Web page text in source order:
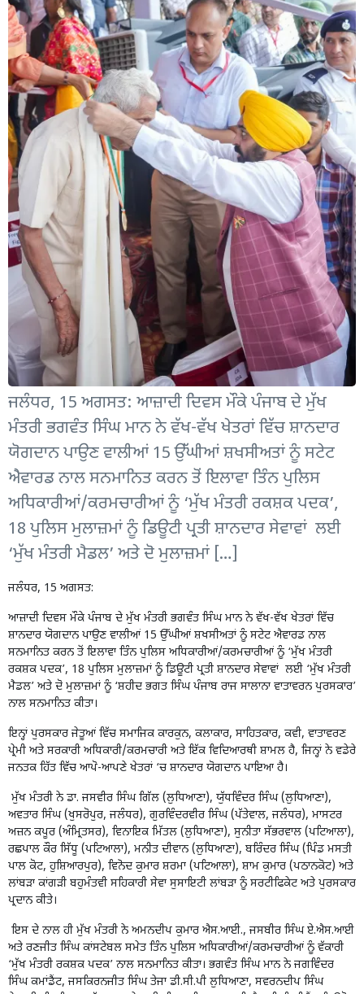
ਜਲੰਧਰ, 15 ਅਗਸਤ: ਆਜ਼ਾਦੀ ਦਿਵਸ ਮੌਕੇ ਪੰਜਾਬ ਦੇ ਮੁੱਖ
ਮੰਤਰੀ ਭਗਵੰਤ ਸਿੰਘ ਮਾਨ ਨੇ ਵੱਖ-ਵੱਖ ਖੇਤਰਾਂ ਵਿੱਚ ਸ਼ਾਨਦਾਰ
ਯੋਗਦਾਨ ਪਾਉਣ ਵਾਲੀਆਂ 15 ਉੱਘੀਆਂ ਸ਼ਖਸੀਅਤਾਂ ਨੂੰ ਸਟੇਟ
ਐਵਾਰਡ ਨਾਲ ਸਨਮਾਨਿਤ ਕਰਨ ਤੋਂ ਇਲਾਵਾ ਤਿੰਨ ਪੁਲਿਸ
ਅਧਿਕਾਰੀਆਂ/ਕਰਮਚਾਰੀਆਂ ਨੂੰ ‘ਮੁੱਖ ਮੰਤਰੀ ਰਕਸ਼ਕ ਪਦਕ’,
18 ਪੁਲਿਸ ਮੁਲਾਜ਼ਮਾਂ ਨੂੰ ਡਿਊਟੀ ਪ੍ਰਤੀ ਸ਼ਾਨਦਾਰ ਸੇਵਾਵਾਂ ਲਈ
‘ਮੁੱਖ ਮੰਤਰੀ ਮੈਡਲ’ ਅਤੇ ਦੋ ਮੁਲਾਜ਼ਮਾਂ […]
ਜਲੰਧਰ, 15 ਅਗਸਤ:
ਆਜ਼ਾਦੀ ਦਿਵਸ ਮੌਕੇ ਪੰਜਾਬ ਦੇ ਮੁੱਖ ਮੰਤਰੀ ਭਗਵੰਤ ਸਿੰਘ ਮਾਨ ਨੇ ਵੱਖ-ਵੱਖ ਖੇਤਰਾਂ ਵਿੱਚ
ਸ਼ਾਨਦਾਰ ਯੋਗਦਾਨ ਪਾਉਣ ਵਾਲੀਆਂ 15 ਉੱਘੀਆਂ ਸ਼ਖਸੀਅਤਾਂ ਨੂੰ ਸਟੇਟ ਐਵਾਰਡ ਨਾਲ
ਸਨਮਾਨਿਤ ਕਰਨ ਤੋਂ ਇਲਾਵਾ ਤਿੰਨ ਪੁਲਿਸ ਅਧਿਕਾਰੀਆਂ/ਕਰਮਚਾਰੀਆਂ ਨੂੰ ‘ਮੁੱਖ ਮੰਤਰੀ
ਰਕਸ਼ਕ ਪਦਕ’, 18 ਪੁਲਿਸ ਮੁਲਾਜ਼ਮਾਂ ਨੂੰ ਡਿਊਟੀ ਪ੍ਰਤੀ ਸ਼ਾਨਦਾਰ ਸੇਵਾਵਾਂ ਲਈ ‘ਮੁੱਖ ਮੰਤਰੀ
ਮੈਡਲ’ ਅਤੇ ਦੋ ਮੁਲਾਜ਼ਮਾਂ ਨੂੰ ‘ਸ਼ਹੀਦ ਭਗਤ ਸਿੰਘ ਪੰਜਾਬ ਰਾਜ ਸਾਲਾਨਾ ਵਾਤਾਵਰਨ ਪੁਰਸਕਾਰ’
ਨਾਲ ਸਨਮਾਨਿਤ ਕੀਤਾ।
ਇਨ੍ਹਾਂ ਪੁਰਸਕਾਰ ਜੇਤੂਆਂ ਵਿੱਚ ਸਮਾਜਿਕ ਕਾਰਕੁਨ, ਕਲਾਕਾਰ, ਸਾਹਿਤਕਾਰ, ਕਵੀ, ਵਾਤਾਵਰਣ
ਪ੍ਰੇਮੀ ਅਤੇ ਸਰਕਾਰੀ ਅਧਿਕਾਰੀ/ਕਰਮਚਾਰੀ ਅਤੇ ਇੱਕ ਵਿਦਿਆਰਥੀ ਸ਼ਾਮਲ ਹੈ, ਜਿਨ੍ਹਾਂ ਨੇ ਵਡੇਰੇ
ਜਨਤਕ ਹਿੱਤ ਵਿੱਚ ਆਪੋ-ਆਪਣੇ ਖੇਤਰਾਂ ‘ਚ ਸ਼ਾਨਦਾਰ ਯੋਗਦਾਨ ਪਾਇਆ ਹੈ।
ਮੁੱਖ ਮੰਤਰੀ ਨੇ ਡਾ. ਜਸਵੀਰ ਸਿੰਘ ਗਿੱਲ (ਲੁਧਿਆਣਾ), ਯੁੱਧਵਿੰਦਰ ਸਿੰਘ (ਲੁਧਿਆਣਾ),
ਅਵਤਾਰ ਸਿੰਘ (ਖੁਸਰੋਪੁਰ, ਜਲੰਧਰ), ਗੁਰਵਿੰਦਰਵੀਰ ਸਿੰਘ (ਪੱਤੇਵਾਲ, ਜਲੰਧਰ), ਮਾਸਟਰ
ਅਜ਼ਨ ਕਪੂਰ (ਅੰਮ੍ਰਿਤਸਰ), ਵਿਨਾਇਕ ਮਿੱਤਲ (ਲੁਧਿਆਣਾ), ਸੁਨੀਤਾ ਸੱਭਰਵਾਲ (ਪਟਿਆਲਾ),
ਰਛਪਾਲ ਕੌਰ ਸਿੱਧੂ (ਪਟਿਆਲਾ), ਮਨੀਤ ਦੀਵਾਨ (ਲੁਧਿਆਣਾ), ਬਰਿੰਦਰ ਸਿੰਘ (ਪਿੰਡ ਮਸਤੀ
ਪਾਲ ਕੋਟ, ਹੁਸ਼ਿਆਰਪੁਰ), ਵਿਨੋਦ ਕੁਮਾਰ ਸ਼ਰਮਾ (ਪਟਿਆਲਾ), ਸ਼ਾਮ ਕੁਮਾਰ (ਪਠਾਨਕੋਟ) ਅਤੇ
ਲਾਂਬੜਾ ਕਾਂਗੜੀ ਬਹੁਮੰਤਵੀ ਸਹਿਕਾਰੀ ਸੇਵਾ ਸੁਸਾਇਟੀ ਲਾਂਬੜਾ ਨੂੰ ਸਰਟੀਫਿਕੇਟ ਅਤੇ ਪੁਰਸਕਾਰ
ਪ੍ਰਦਾਨ ਕੀਤੇ।
ਇਸ ਦੇ ਨਾਲ ਹੀ ਮੁੱਖ ਮੰਤਰੀ ਨੇ ਅਮਨਦੀਪ ਕੁਮਾਰ ਐਸ.ਆਈ., ਜਸਬੀਰ ਸਿੰਘ ਏ.ਐਸ.ਆਈ
ਅਤੇ ਰਣਜੀਤ ਸਿੰਘ ਕਾਂਸਟੇਬਲ ਸਮੇਤ ਤਿੰਨ ਪੁਲਿਸ ਅਧਿਕਾਰੀਆਂ/ਕਰਮਚਾਰੀਆਂ ਨੂੰ ਵੱਕਾਰੀ
‘ਮੁੱਖ ਮੰਤਰੀ ਰਕਸ਼ਕ ਪਦਕ’ ਨਾਲ ਸਨਮਾਨਿਤ ਕੀਤਾ। ਭਗਵੰਤ ਸਿੰਘ ਮਾਨ ਨੇ ਜਗਵਿੰਦਰ
ਸਿੰਘ ਕਮਾਂਡੈਂਟ, ਜਸਕਿਰਨਜੀਤ ਸਿੰਘ ਤੇਜਾ ਡੀ.ਸੀ.ਪੀ ਲੁਧਿਆਣਾ, ਸਵਰਨਦੀਪ ਸਿੰਘ